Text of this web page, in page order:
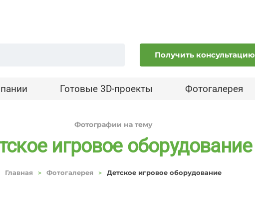
Получить консультацию
Готовые 3D-проекты Фотогалерея
Фотографии на тему
игровое оборудование
Главная Фотогалерея Детское игровое оборудование